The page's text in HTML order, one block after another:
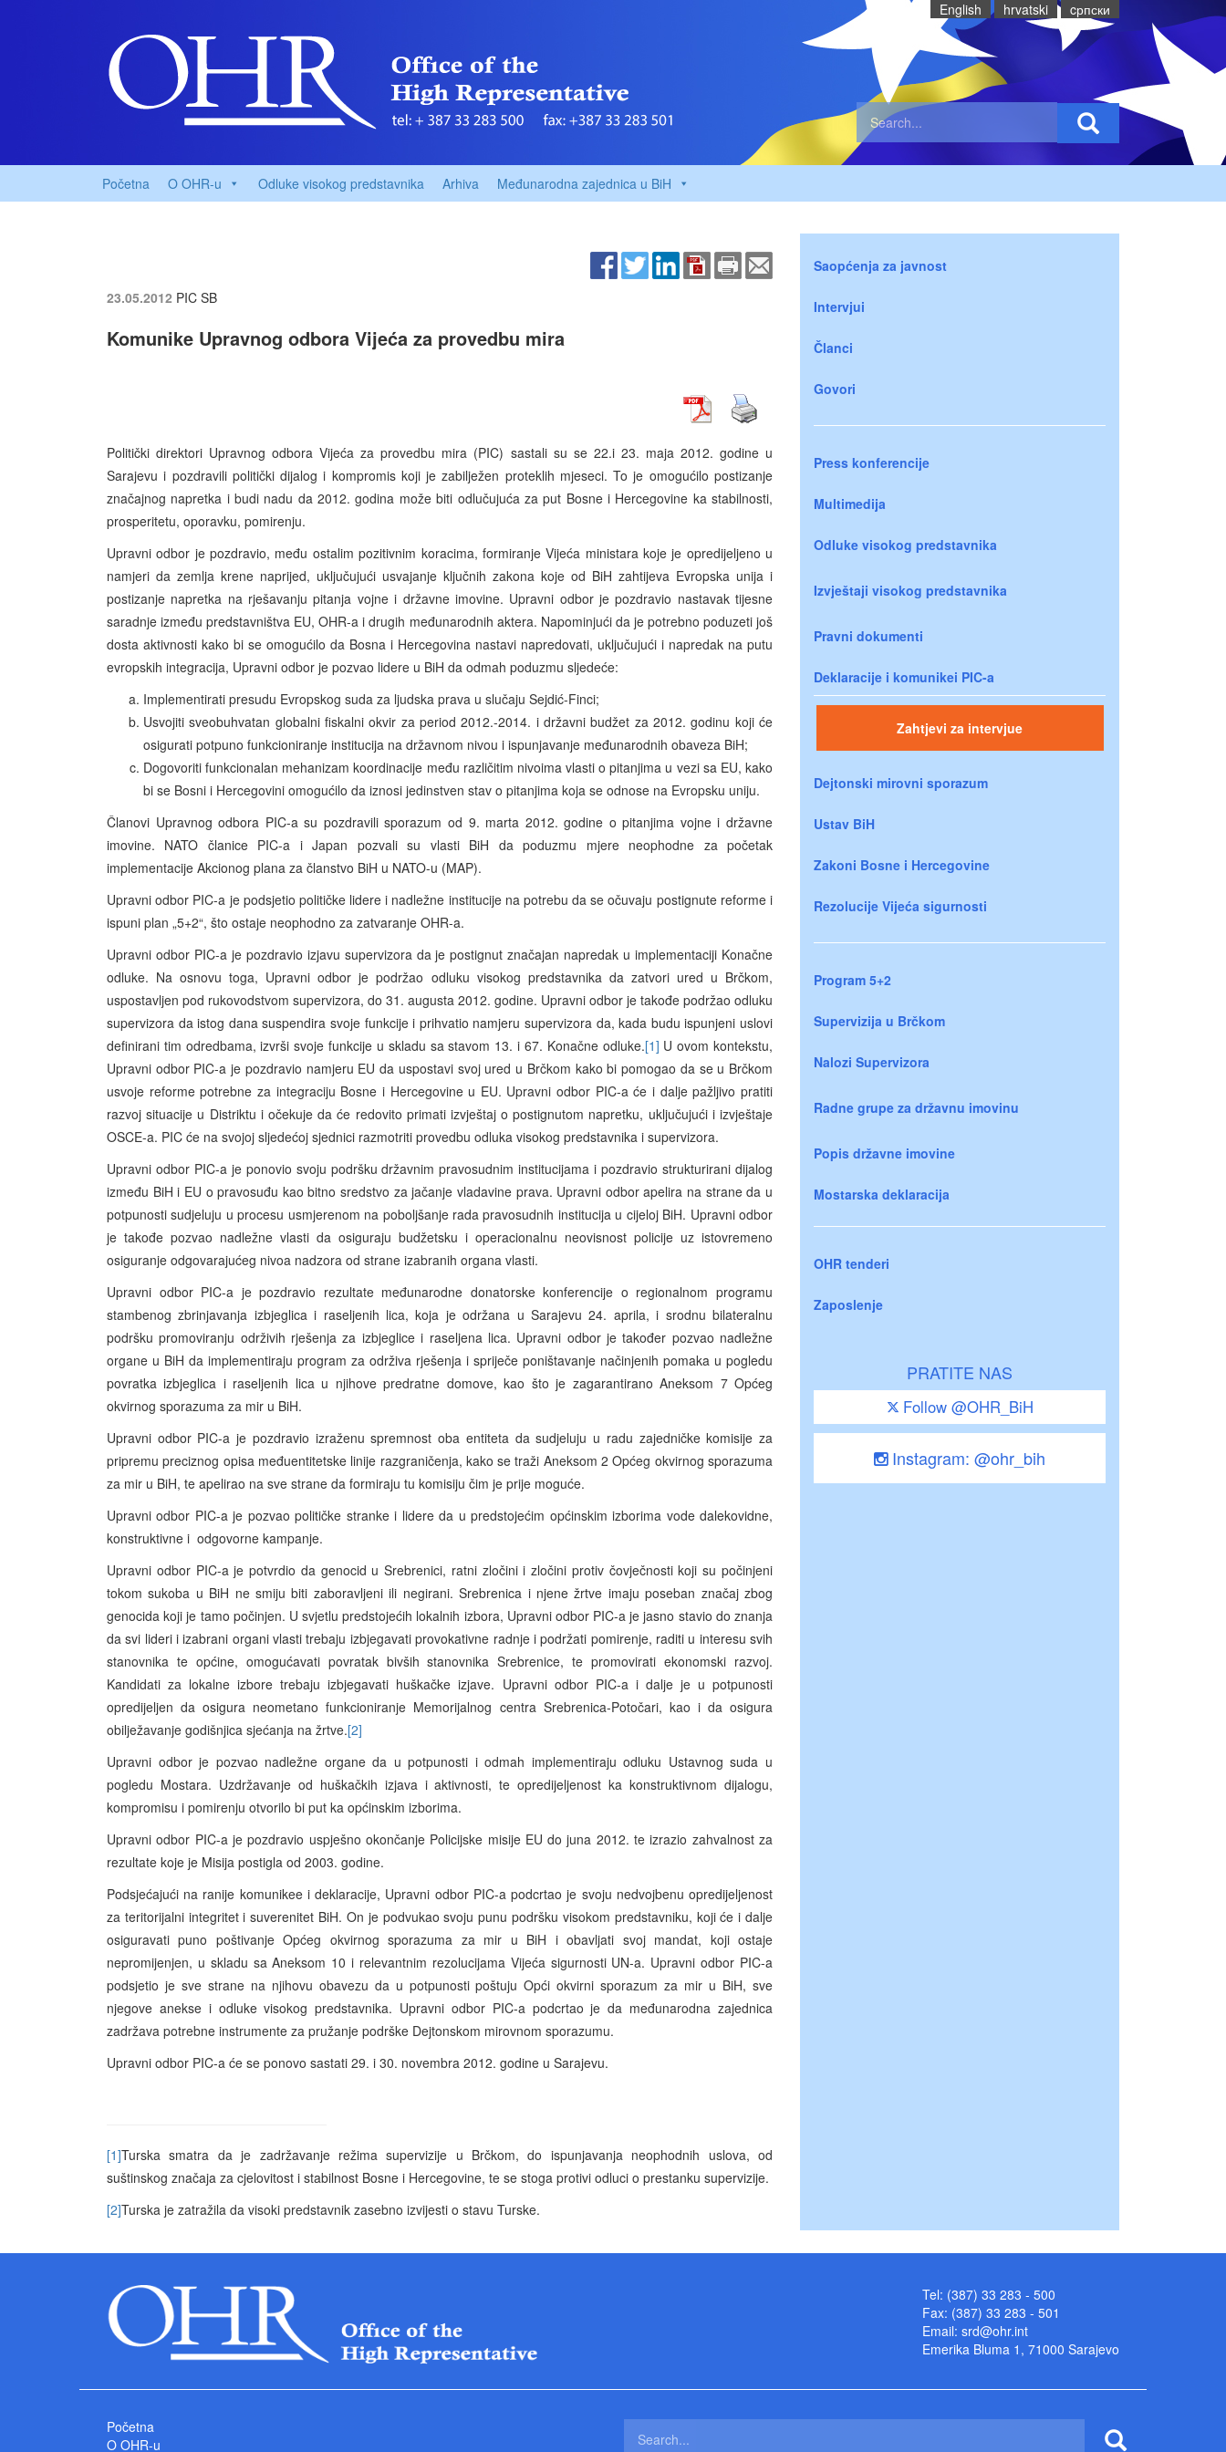
English hrvatski cрпски
Početna O OHR-u Odluke visokog predstavnika Arhiva Međunarodna zajednica u BiH
23.05.2012 PIC SB
Komunike Upravnog odbora Vijeća za provedbu mira
Politički direktori Upravnog odbora Vijeća za provedbu mira (PIC) sastali su se 22.i 23. maja 2012. godine u
Sarajevu i pozdravili politički dijalog i kompromis koji je zabilježen proteklih mjeseci. To je omogućilo postizanje
značajnog napretka i budi nadu da 2012. godina može biti odlučujuća za put Bosne i Hercegovine ka stabilnosti,
prosperitetu, oporavku, pomirenju.
Upravni odbor je pozdravio, među ostalim pozitivnim koracima, formiranje Vijeća ministara koje je opredijeljeno u
namjeri da zemlja krene naprijed, uključujući usvajanje ključnih zakona koje od BiH zahtijeva Evropska unija i
postizanje napretka na rješavanju pitanja vojne i državne imovine. Upravni odbor je pozdravio nastavak tijesne
saradnje između predstavništva EU, OHR-a i drugih međunarodnih aktera. Napominjući da je potrebno poduzeti još
dosta aktivnosti kako bi se omogućilo da Bosna i Hercegovina nastavi napredovati, uključujući i napredak na putu
evropskih integracija, Upravni odbor je pozvao lidere u BiH da odmah poduzmu sljedeće:
Implementirati presudu Evropskog suda za ljudska prava u slučaju Sejdić-Finci;
Usvojiti sveobuhvatan globalni fiskalni okvir za period 2012.-2014. i državni budžet za 2012. godinu koji će
osigurati potpuno funkcioniranje institucija na državnom nivou i ispunjavanje međunarodnih obaveza BiH;
Dogovoriti funkcionalan mehanizam koordinacije među različitim nivoima vlasti o pitanjima u vezi sa EU, kako
bi se Bosni i Hercegovini omogućilo da iznosi jedinstven stav o pitanjima koja se odnose na Evropsku uniju.
Članovi Upravnog odbora PIC-a su pozdravili sporazum od 9. marta 2012. godine o pitanjima vojne i državne
imovine. NATO članice PIC-a i Japan pozvali su vlasti BiH da poduzmu mjere neophodne za početak
implementacije Akcionog plana za članstvo BiH u NATO-u (MAP).
Upravni odbor PIC-a je podsjetio političke lidere i nadležne institucije na potrebu da se očuvaju postignute reforme i
ispuni plan „5+2“, što ostaje neophodno za zatvaranje OHR-a.
Upravni odbor PIC-a je pozdravio izjavu supervizora da je postignut značajan napredak u implementaciji Konačne
odluke. Na osnovu toga, Upravni odbor je podržao odluku visokog predstavnika da zatvori ured u Brčkom,
uspostavljen pod rukovodstvom supervizora, do 31. augusta 2012. godine. Upravni odbor je takođe podržao odluku
supervizora da istog dana suspendira svoje funkcije i prihvatio namjeru supervizora da, kada budu ispunjeni uslovi
definirani tim odredbama, izvrši svoje funkcije u skladu sa stavom 13. i 67. Konačne odluke.[1] U ovom kontekstu,
Upravni odbor PIC-a je pozdravio namjeru EU da uspostavi svoj ured u Brčkom kako bi pomogao da se u Brčkom
usvoje reforme potrebne za integraciju Bosne i Hercegovine u EU. Upravni odbor PIC-a će i dalje pažljivo pratiti
razvoj situacije u Distriktu i očekuje da će redovito primati izvještaj o postignutom napretku, uključujući i izvještaje
OSCE-a. PIC će na svojoj sljedećoj sjednici razmotriti provedbu odluka visokog predstavnika i supervizora.
Upravni odbor PIC-a je ponovio svoju podršku državnim pravosudnim institucijama i pozdravio strukturirani dijalog
između BiH i EU o pravosuđu kao bitno sredstvo za jačanje vladavine prava. Upravni odbor apelira na strane da u
potpunosti sudjeluju u procesu usmjerenom na poboljšanje rada pravosudnih institucija u cijeloj BiH. Upravni odbor
je takođe pozvao nadležne vlasti da osiguraju budžetsku i operacionalnu neovisnost policije uz istovremeno
osiguranje odgovarajućeg nivoa nadzora od strane izabranih organa vlasti.
Upravni odbor PIC-a je pozdravio rezultate međunarodne donatorske konferencije o regionalnom programu
stambenog zbrinjavanja izbjeglica i raseljenih lica, koja je održana u Sarajevu 24. aprila, i srodnu bilateralnu
podršku promoviranju održivih rješenja za izbjeglice i raseljena lica. Upravni odbor je također pozvao nadležne
organe u BiH da implementiraju program za održiva rješenja i spriječe poništavanje načinjenih pomaka u pogledu
povratka izbjeglica i raseljenih lica u njihove predratne domove, kao što je zagarantirano Aneksom 7 Općeg
okvirnog sporazuma za mir u BiH.
Upravni odbor PIC-a je pozdravio izraženu spremnost oba entiteta da sudjeluju u radu zajedničke komisije za
pripremu preciznog opisa međuentitetske linije razgraničenja, kako se traži Aneksom 2 Općeg okvirnog sporazuma
za mir u BiH, te apelirao na sve strane da formiraju tu komisiju čim je prije moguće.
Upravni odbor PIC-a je pozvao političke stranke i lidere da u predstojećim općinskim izborima vode dalekovidne,
konstruktivne i odgovorne kampanje.
Upravni odbor PIC-a je potvrdio da genocid u Srebrenici, ratni zločini i zločini protiv čovječnosti koji su počinjeni
tokom sukoba u BiH ne smiju biti zaboravljeni ili negirani. Srebrenica i njene žrtve imaju poseban značaj zbog
genocida koji je tamo počinjen. U svjetlu predstojećih lokalnih izbora, Upravni odbor PIC-a je jasno stavio do znanja
da svi lideri i izabrani organi vlasti trebaju izbjegavati provokativne radnje i podržati pomirenje, raditi u interesu svih
stanovnika te općine, omogućavati povratak bivših stanovnika Srebrenice, te promovirati ekonomski razvoj.
Kandidati za lokalne izbore trebaju izbjegavati huškačke izjave. Upravni odbor PIC-a i dalje je u potpunosti
opredijeljen da osigura neometano funkcioniranje Memorijalnog centra Srebrenica-Potočari, kao i da osigura
obilježavanje godišnjica sjećanja na žrtve.[2]
Upravni odbor je pozvao nadležne organe da u potpunosti i odmah implementiraju odluku Ustavnog suda u
pogledu Mostara. Uzdržavanje od huškačkih izjava i aktivnosti, te opredijeljenost ka konstruktivnom dijalogu,
kompromisu i pomirenju otvorilo bi put ka općinskim izborima.
Upravni odbor PIC-a je pozdravio uspješno okončanje Policijske misije EU do juna 2012. te izrazio zahvalnost za
rezultate koje je Misija postigla od 2003. godine.
Podsjećajući na ranije komunikee i deklaracije, Upravni odbor PIC-a podcrtao je svoju nedvojbenu opredijeljenost
za teritorijalni integritet i suverenitet BiH. On je podvukao svoju punu podršku visokom predstavniku, koji će i dalje
osiguravati puno poštivanje Općeg okvirnog sporazuma za mir u BiH i obavljati svoj mandat, koji ostaje
nepromijenjen, u skladu sa Aneksom 10 i relevantnim rezolucijama Vijeća sigurnosti UN-a. Upravni odbor PIC-a
podsjetio je sve strane na njihovu obavezu da u potpunosti poštuju Opći okvirni sporazum za mir u BiH, sve
njegove anekse i odluke visokog predstavnika. Upravni odbor PIC-a podcrtao je da međunarodna zajednica
zadržava potrebne instrumente za pružanje podrške Dejtonskom mirovnom sporazumu.
Upravni odbor PIC-a će se ponovo sastati 29. i 30. novembra 2012. godine u Sarajevu.
[1]Turska smatra da je zadržavanje režima supervizije u Brčkom, do ispunjavanja neophodnih uslova, od
suštinskog značaja za cjelovitost i stabilnost Bosne i Hercegovine, te se stoga protivi odluci o prestanku supervizije.
[2]Turska je zatražila da visoki predstavnik zasebno izvijesti o stavu Turske.
Saopćenja za javnost
Intervjui
Članci
Govori
Press konferencije
Multimedija
Odluke visokog predstavnika
Izvještaji visokog predstavnika
Pravni dokumenti
Deklaracije i komunikei PIC-a
Zahtjevi za intervjue
Dejtonski mirovni sporazum
Ustav BiH
Zakoni Bosne i Hercegovine
Rezolucije Vijeća sigurnosti
Program 5+2
Supervizija u Brčkom
Nalozi Supervizora
Radne grupe za državnu imovinu
Popis državne imovine
Mostarska deklaracija
OHR tenderi
Zaposlenje
PRATITE NAS
Follow @OHR_BiH
Instagram: @ohr_bih
Tel: (387) 33 283 - 500
Fax: (387) 33 283 - 501
Email: srd@ohr.int
Emerika Bluma 1, 71000 Sarajevo
Početna
O OHR-u